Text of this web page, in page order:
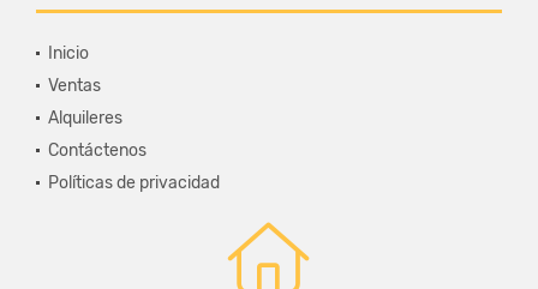
Inicio
Ventas
Alquileres
Contáctenos
Políticas de privacidad